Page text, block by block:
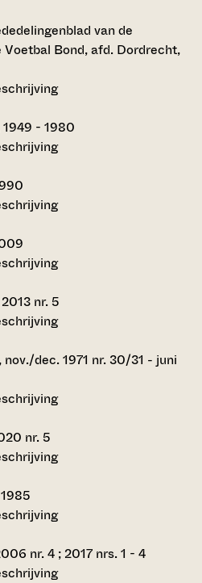
van de
Bond, afd. Dordrecht,
1949 - 1980
nr. 5
dec. 1971 nr. 30/31 - juni
nr. 5
nr. 4 ; 2017 nrs. 1 - 4